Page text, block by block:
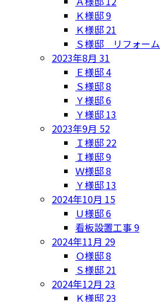
Ｋ様邸9
Ｋ様邸 21
Ｓ様邸 リフォーム
2023年8月 31
Ｅ様邸4
Ｓ様邸8
Ｙ様邸6
Ｙ様邸 13
2023年9月 52
Ｉ様邸 22
Ｉ様邸9
Ｗ様邸8
Ｙ様邸 13
2024年10月 15
Ｕ様邸6
看板設置工事9
2024年11月 29
Ｏ様邸8
Ｓ様邸 21
2024年12月 23
Ｋ様邸 23